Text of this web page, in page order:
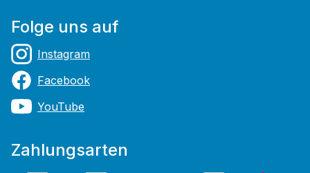
Folge uns auf
Instagram
Facebook
YouTube
Zahlungsarten